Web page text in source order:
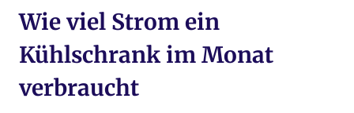
Wie viel Strom ein
Kühlschrank im Monat
verbraucht